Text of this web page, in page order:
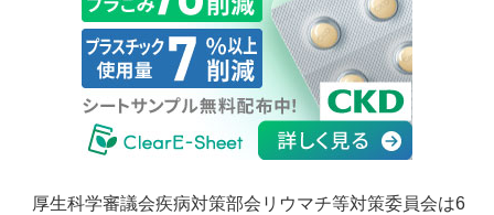
厚生科学審議会疾病対策部会リウマチ等対策委員会は6